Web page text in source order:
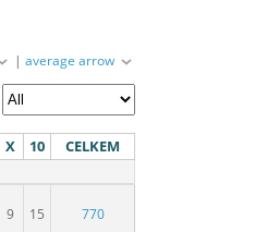
|average arrow
X 10 CELKEM
9 15 770